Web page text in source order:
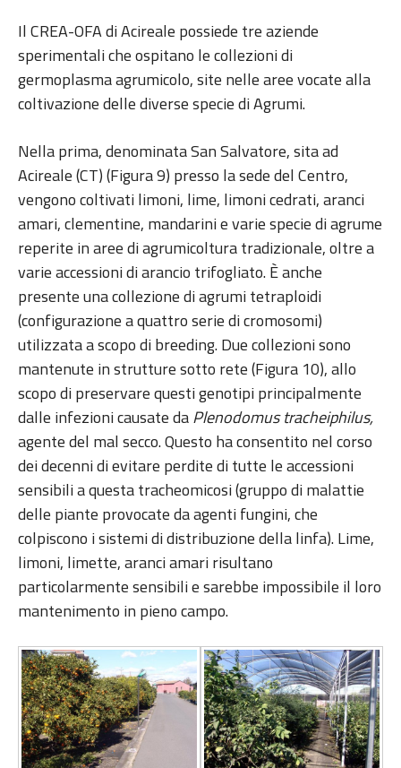
Il CREA-OFA di Acireale possiede tre aziende
sperimentali che ospitano le collezioni di
germoplasma agrumicolo, site nelle aree vocate alla
coltivazione delle diverse specie di Agrumi.
Nella prima, denominata San Salvatore, sita ad
Acireale (CT) (Figura 9) presso la sede del Centro,
vengono coltivati limoni, lime, limoni cedrati, aranci
amari, clementine, mandarini e varie specie di agrume
reperite in aree di agrumicoltura tradizionale, oltre a
varie accessioni di arancio trifogliato. È anche
presente una collezione di agrumi tetraploidi
(configurazione a quattro serie di cromosomi)
utilizzata a scopo di breeding. Due collezioni sono
mantenute in strutture sotto rete (Figura 10), allo
scopo di preservare questi genotipi principalmente
dalle infezioni causate daPlenodomus tracheiphilus,
agente del mal secco. Questo ha consentito nel corso
dei decenni di evitare perdite di tutte le accessioni
sensibili a questa tracheomicosi (gruppo di malattie
delle piante provocate da agenti fungini, che
colpiscono i sistemi di distribuzione della linfa). Lime,
limoni, limette, aranci amari risultano
particolarmente sensibili e sarebbe impossibile il loro
mantenimento in pieno campo.